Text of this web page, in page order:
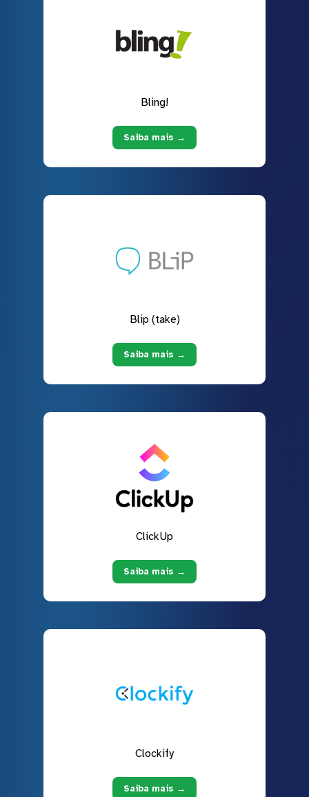
Bling!
Saiba mais →
Blip (take)
Saiba mais →
ClickUp
Saiba mais →
Clockify
Saiba mais →